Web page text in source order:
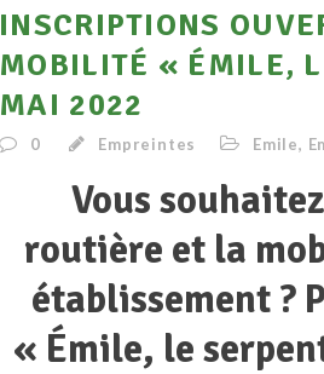
INSCRIPTIONS
MOBILITÉ « ÉMILE,
MAI 2022
0 Empreintes Emile,
Vous
routière et la
établissement ?
« Émile, le